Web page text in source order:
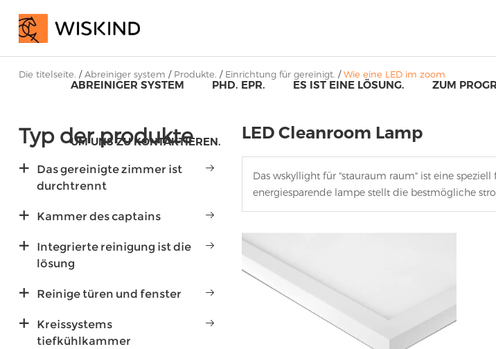
ABREINIGER SYSTEM PHD. EPR. ES IST EINE LÖSUNG. ZUM
UM UNS ZU KONTAKTIEREN.
Die titelseite. /Abreiniger system / Produkte. / Einrichtung für gereinigt. /Wie eine LED im zoom
Typ der produkte
Das gereinigte zimmer ist
durchtrennt
Kammer des captains
Integrierte reinigung ist die
lösung
Reinige türen und fenster
Kreissystems
tiefkühlkammer
LED Cleanroom Lamp
Das wskyllight für "stauraum raum" ist eine
energiesparende lampe stellt die bestmögliche